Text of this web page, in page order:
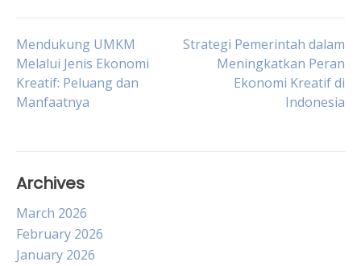
Post
navigation
Mendukung UMKM
Melalui Jenis Ekonomi
Kreatif: Peluang dan
Manfaatnya
Strategi Pemerintah dalam
Meningkatkan Peran
Ekonomi Kreatif di
Indonesia
Archives
March 2026
February 2026
January 2026